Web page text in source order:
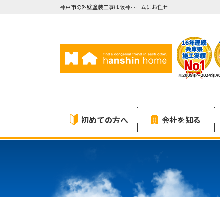
神戸市の外壁塗装工事は阪神ホームにお任せ
初めての方へ 会社を知る